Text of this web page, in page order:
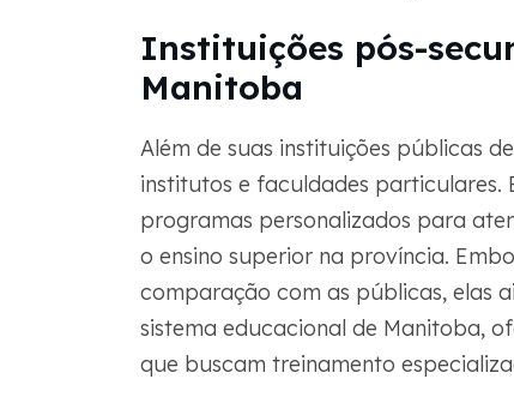
Instituições pós-
Manitoba
Além de suas instituições públicas
institutos e faculdades particulares.
programas personalizados para
o ensino superior na província.
comparação com as públicas, elas
sistema educacional de Manitoba,
que buscam treinamento